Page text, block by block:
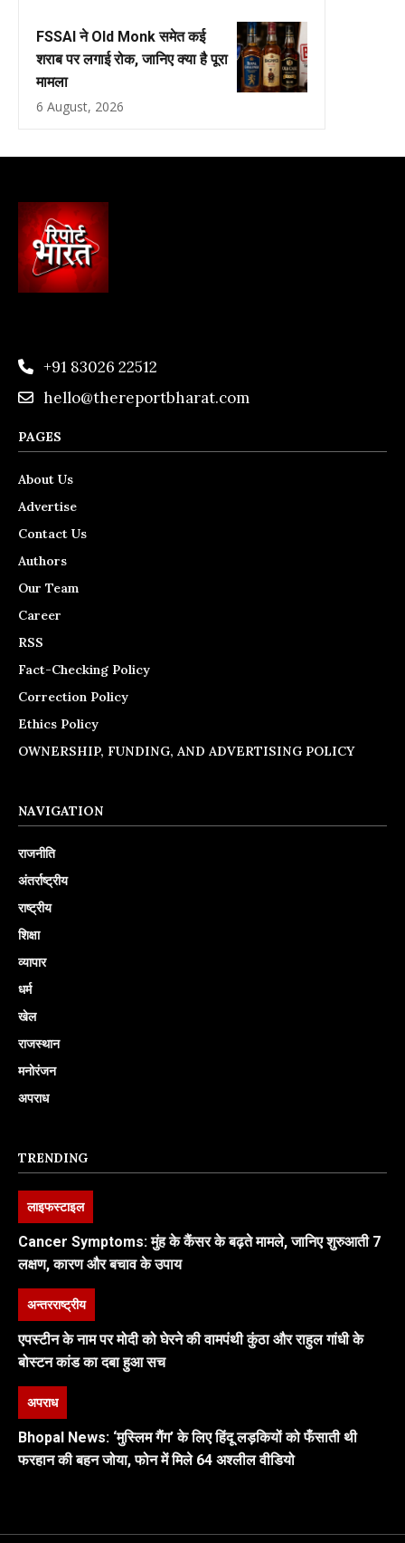
FSSAI ने Old Monk समेत कई
शराब पर लगाई रोक, जानिए क्या है पूरा
मामला
6 August, 2026
+91 83026 22512
hello@thereportbharat.com
PAGES
About Us
Advertise
Contact Us
Authors
Our Team
Career
RSS
Fact-Checking Policy
Correction Policy
Ethics Policy
OWNERSHIP, FUNDING, AND ADVERTISING POLICY
NAVIGATION
राजनीति
अंतर्राष्ट्रीय
राष्ट्रीय
शिक्षा
व्यापार
धर्म
खेल
राजस्थान
मनोरंजन
अपराध
TRENDING
लाइफस्टाइल
Cancer Symptoms: मुंह के कैंसर के बढ़ते मामले, जानिए शुरुआती 7
लक्षण, कारण और बचाव के उपाय
अन्तरराष्ट्रीय
एपस्टीन के नाम पर मोदी को घेरने की वामपंथी कुंठा और राहुल गांधी के
बोस्टन कांड का दबा हुआ सच
अपराध
Bhopal News: ‘मुस्लिम गैंग’ के लिए हिंदू लड़कियों को फँसाती थी
फरहान की बहन जोया, फोन में मिले 64 अश्लील वीडियो